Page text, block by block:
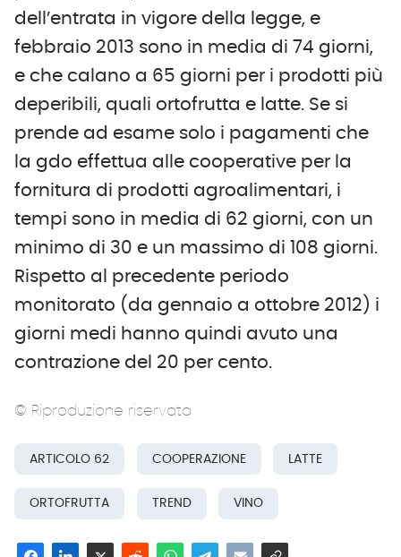
dell’entrata in vigore della legge, e
febbraio 2013 sono in media di 74 giorni,
e che calano a 65 giorni per i prodotti più
deperibili, quali ortofrutta e latte. Se si
prende ad esame solo i pagamenti che
la gdo effettua alle cooperative per la
fornitura di prodotti agroalimentari, i
tempi sono in media di 62 giorni, con un
minimo di 30 e un massimo di 108 giorni.
Rispetto al precedente periodo
monitorato (da gennaio a ottobre 2012) i
giorni medi hanno quindi avuto una
contrazione del 20 per cento.
© Riproduzione riservata
ARTICOLO 62 COOPERAZIONE LATTE
ORTOFRUTTA TREND VINO